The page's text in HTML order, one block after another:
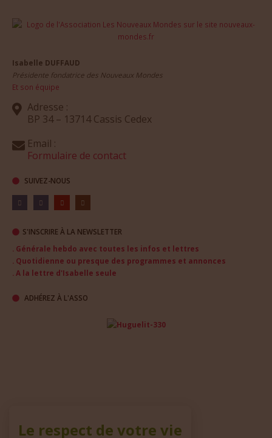
Isabelle DUFFAUD
Présidente fondatrice des Nouveaux Mondes
Et son équipe
Adresse :
BP 34 – 13714 Cassis Cedex
Email :
Formulaire de contact
SUIVEZ-NOUS
S'INSCRIRE À LA NEWSLETTER
. Générale hebdo avec toutes les infos et lettres
. Quotidienne ou presque des programmes et annonces
. A la lettre d'Isabelle seule
ADHÉREZ À L'ASSO
Le respect de votre vie